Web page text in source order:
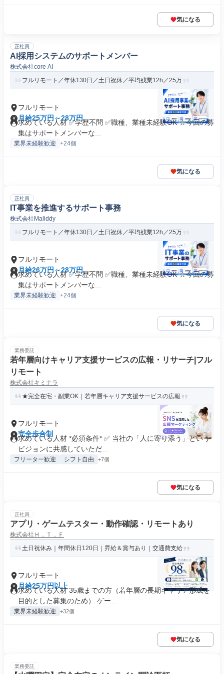
気になる
正社員
AI採用システムのサポートメンバー
株式会社core AI
フルリモート／年休130日／土日祝休／平均残業12h／25万
フルリモート
月給25万円～28万円
求めている人材 ✅学歴不問 ✅職種、業種未経験OK ☆今回の募
集はサポートメンバーな...
業界未経験歓迎 +24個
気になる
正社員
IT事業を推進するサポート事務
株式会社Maliddy
フルリモート／年休130日／土日祝休／平均残業12h／25万
フルリモート
月給26万円～28万円
求めている人材 ✅学歴不問 ✅職種、業種未経験OK ☆今回の募
集はサポートメンバーな...
業界未経験歓迎 +24個
気になる
業務委託
若年層向けキャリア支援サービスの広報・リサーチ|フル
リモート
株式会社キミナラ
★完全在宅・副業OK｜若年層キャリア支援サービスの広報
フルリモート
完全歩合制
求めている人材 *必須条件* ✅ 当社の「人に寄り添う」という
ビジョンに共感していただ...
フリーター歓迎 シフト自由 +7個
気になる
正社員
アプリ・ゲームテスター・動作確認・リモートあり
株式会社Ｈ．Ｔ．Ｆ
土日祝休み｜年間休日120日｜昇給＆賞与あり｜交通費支給
フルリモート
月給25万円以上
求めている人材 35歳までの方（若年層の長期キャリア形成を
目的とした募集のため） ゲー...
業界未経験歓迎 +32個
気になる
業務委託